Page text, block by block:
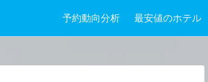
予約動向分析 最安値のホテル